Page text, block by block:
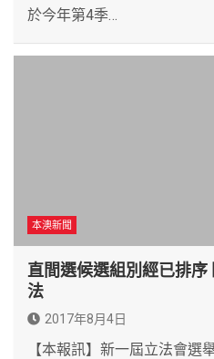
於今年第4季…
本澳新聞
直間選候選組別經已排
法
2017年8月4日
【本報訊】新一屆立法會選